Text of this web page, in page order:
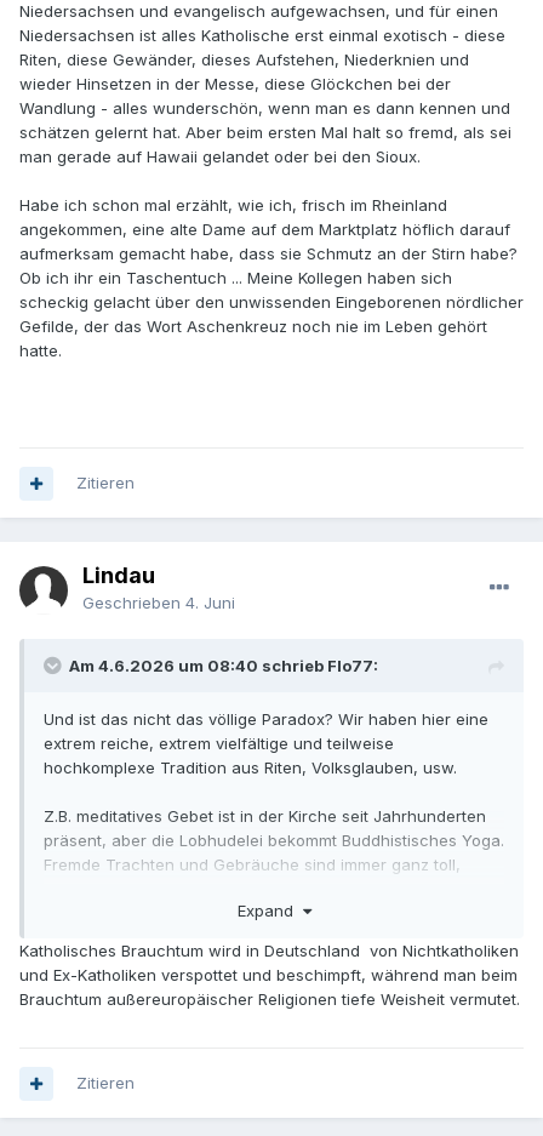
Niedersachsen und evangelisch aufgewachsen, und für einen
Niedersachsen ist alles Katholische erst einmal exotisch - diese
Riten, diese Gewänder, dieses Aufstehen, Niederknien und
wieder Hinsetzen in der Messe, diese Glöckchen bei der
Wandlung - alles wunderschön, wenn man es dann kennen und
schätzen gelernt hat. Aber beim ersten Mal halt so fremd, als sei
man gerade auf Hawaii gelandet oder bei den Sioux.
Habe ich schon mal erzählt, wie ich, frisch im Rheinland
angekommen, eine alte Dame auf dem Marktplatz höflich darauf
aufmerksam gemacht habe, dass sie Schmutz an der Stirn habe?
Ob ich ihr ein Taschentuch ... Meine Kollegen haben sich
scheckig gelacht über den unwissenden Eingeborenen nördlicher
Gefilde, der das Wort Aschenkreuz noch nie im Leben gehört
hatte.
Zitieren
Lindau
Geschrieben 4. Juni
Am 4.6.2026 um 08:40 schrieb Flo77:
Und ist das nicht das völlige Paradox? Wir haben hier eine
extrem reiche, extrem vielfältige und teilweise
hochkomplexe Tradition aus Riten, Volksglauben, usw.
Z.B. meditatives Gebet ist in der Kirche seit Jahrhunderten
präsent, aber die Lobhudelei bekommt Buddhistisches Yoga.
Fremde Trachten und Gebräuche sind immer ganz toll,
unseren hiesigen Banausen genauso verehrt wie fremde
Für die Südseeinsulaner dürfte der eigene Ritus übrigens
völlig normal und unsere Fronleichnamsprozessionen das
wundern würde, wenn einem spirituell aktiven
Expand
Katholisches Brauchtum wird in Deutschland von Nichtkatholiken
und Ex-Katholiken verspottet und beschimpft, während man beim
Brauchtum außereuropäischer Religionen tiefe Weisheit vermutet.
Zitieren